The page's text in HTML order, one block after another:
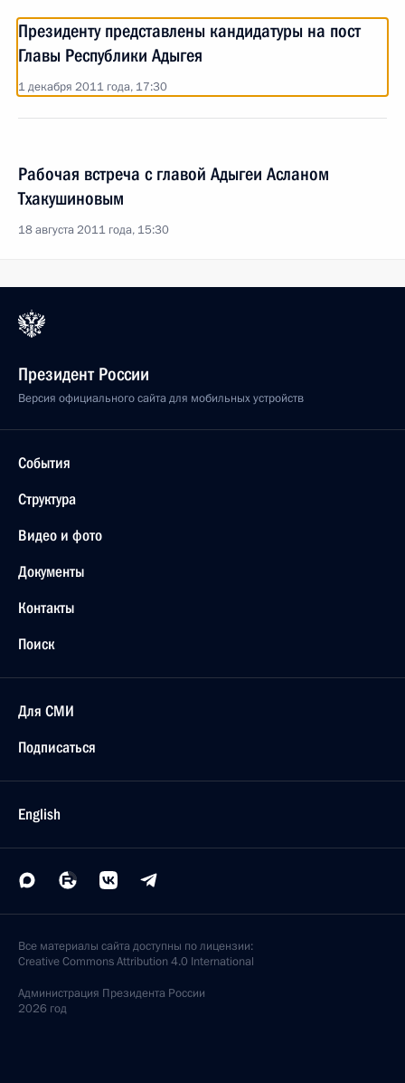
Президенту представлены кандидатуры на пост
Главы Республики Адыгея
1 декабря 2011 года, 17:30
Рабочая встреча с главой Адыгеи Асланом
Тхакушиновым
18 августа 2011 года, 15:30
Президент России
Версия официального сайта для мобильных устройств
События
Структура
Видео и фото
Документы
Контакты
Поиск
Для СМИ
Подписаться
English
Все материалы сайта доступны по лицензии:
Creative Commons Attribution 4.0 International
Администрация Президента России
2026 год